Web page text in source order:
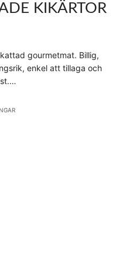
KIKÄRTOR
gourmetmat. Billig,
enkel att tillaga och